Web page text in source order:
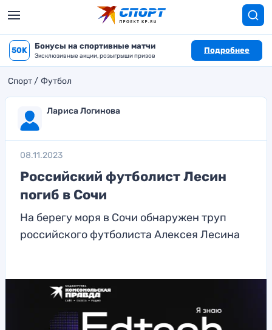
50K Бонусы на спортивные матчи
Эксклюзивные акции, розыгрыши призов
Подробнее
Спорт Футбол
Лариса Логинова
08.11.2023
Российский футболист Лесин
погиб в Сочи
На берегу моря в Сочи обнаружен труп
российского футболиста Алексея Лесина